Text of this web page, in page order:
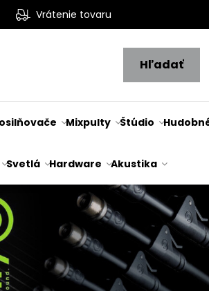
Vrátenie tovaru
Hľadať
Mixpulty Štúdio
Svetlá Hardware Akustika